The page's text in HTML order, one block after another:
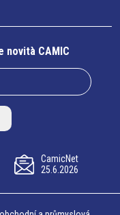
novità CAMIC
CamicNet
25.6.2026